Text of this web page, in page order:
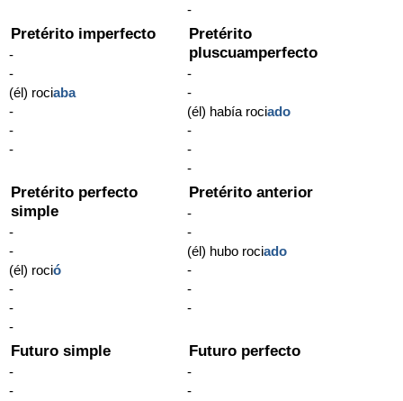
-
Pretérito imperfecto
-
-
(él) rociaba
-
-
-
Pretérito
pluscuamperfecto
-
-
(él) había rociado
-
-
-
Pretérito perfecto
simple
-
-
(él) roció
-
-
-
Pretérito anterior
-
-
(él) hubo rociado
-
-
-
Futuro simple
-
-
Futuro perfecto
-
-